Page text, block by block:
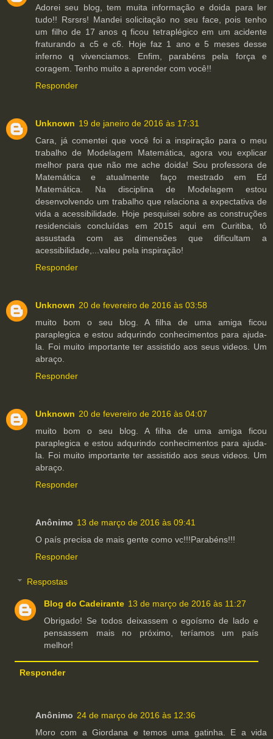
Adorei seu blog, tem muita informação e doida para ler
tudo!! Rsrsrs! Mandei solicitação no seu face, pois tenho
um filho de 17 anos q ficou tetraplégico em um acidente
fraturando a c5 e c6. Hoje faz 1 ano e 5 meses desse
inferno q vivenciamos. Enfim, parabéns pela força e
coragem. Tenho muito a aprender com você!!
Responder
Unknown 19 de janeiro de 2016 às 17:31
Cara, já comentei que você foi a inspiração para o meu
trabalho de Modelagem Matemática, agora vou explicar
melhor para que não me ache doida! Sou professora de
Matemática e atualmente faço mestrado em Ed
Matemática. Na disciplina de Modelagem estou
desenvolvendo um trabalho que relaciona a expectativa de
vida a acessibilidade. Hoje pesquisei sobre as construções
residenciais concluídas em 2015 aqui em Curitiba, tô
assustada com as dimensões que dificultam a
acessibilidade,...valeu pela inspiração!
Responder
Unknown 20 de fevereiro de 2016 às 03:58
muito bom o seu blog. A filha de uma amiga ficou
paraplegica e estou adqurindo conhecimentos para ajuda-
la. Foi muito importante ter assistido aos seus videos. Um
abraço.
Responder
Unknown 20 de fevereiro de 2016 às 04:07
muito bom o seu blog. A filha de uma amiga ficou
paraplegica e estou adqurindo conhecimentos para ajuda-
la. Foi muito importante ter assistido aos seus videos. Um
abraço.
Responder
Anônimo 13 de março de 2016 às 09:41
O país precisa de mais gente como vc!!!Parabéns!!!
Responder
Respostas
Blog do Cadeirante 13 de março de 2016 às 11:27
Obrigado! Se todos deixassem o egoísmo de lado e
pensassem mais no próximo, teríamos um país
melhor!
Responder
Anônimo 24 de março de 2016 às 12:36
Moro com a Giordana e temos uma gatinha. E a vida